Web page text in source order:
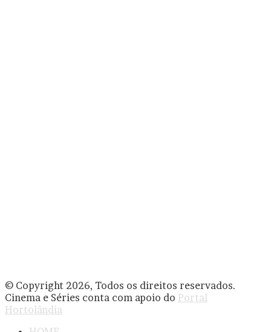
© Copyright 2026, Todos os direitos reservados.
Cinema e Séries conta com apoio do Portal
Hortolândia